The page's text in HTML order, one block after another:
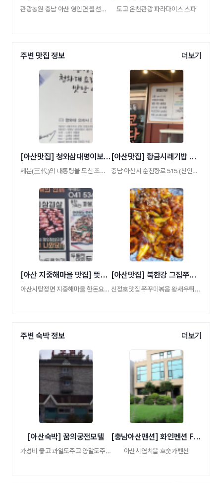
관광농원 충남 아산 영인면 월선리 346-2 도고 온천관광 파라다이스 스파
주변 맛집 정보 더보기
[아산맛집] 청와삼대명이보쌈칼국수
세분(三代)의 대통령을 모신 조리장의 특별한 …
[아산맛집] 황금시래기밥 도둑코다리찜
충남 아산시 순천향로 515 (신인동 201) 시래기 …
[아산 지중해마을 맛집] 뜻밖의한끼
아산시탕정면 지중해마을 한돈요리전문점
[아산맛집] 북한강 그집쭈꾸미
신정호맛집 쭈꾸미볶음 왕새우튀김 도토리묵
주변 숙박 정보 더보기
[아산숙박] 꿈의궁전모텔
가성비 좋고 과일도주고 양말도주는 서비스
[충남아산팬션] 화인펜션 Fine Pension
아산시염치읍 호숫가펜션